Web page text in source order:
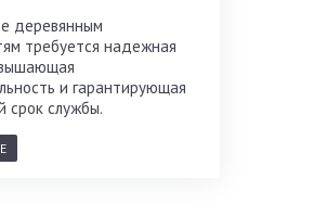
деревянным
требуется надежная
и гарантирующая
срок службы.